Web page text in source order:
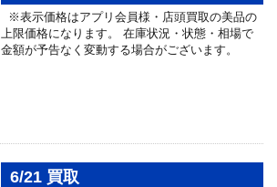
※表示価格はアプリ会員様・店頭買取の美品の
上限価格になります。 在庫状況・状態・相場で
金額が予告なく変動する場合がございます。
6/21 買取